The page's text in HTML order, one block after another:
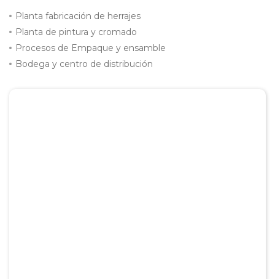
Planta fabricación de herrajes
Planta de pintura y cromado
Procesos de Empaque y ensamble
Bodega y centro de distribución